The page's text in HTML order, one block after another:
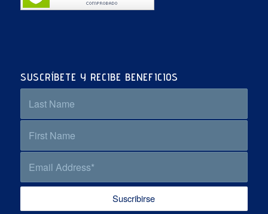
SUSCRÍBETE Y RECIBE BENEFICIOS